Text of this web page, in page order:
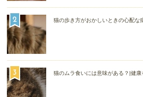
猫の歩き方がおかしいときの心配な
猫のムラ食いには意味がある？|健